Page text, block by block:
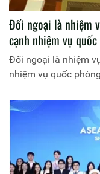
Đối ngoại là nhiệm
cạnh nhiệm vụ
Đối ngoại là nhiệm
nhiệm vụ quốc